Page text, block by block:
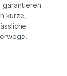
garantieren
kurze,